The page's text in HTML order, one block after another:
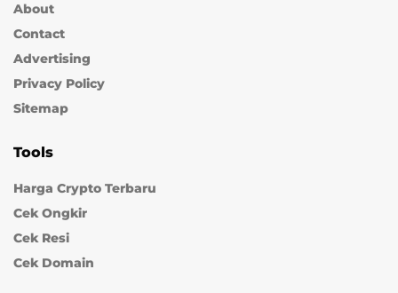
About
Contact
Advertising
Privacy Policy
Sitemap
Tools
Harga Crypto Terbaru
Cek Ongkir
Cek Resi
Cek Domain